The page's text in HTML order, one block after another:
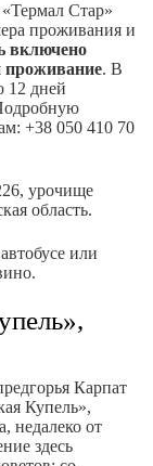
Стар»
проживания и
включено
проживание. В
12 дней
+38 050 410 70
урочище
область.
или
Карпат
Купель»,
недалеко от
здесь